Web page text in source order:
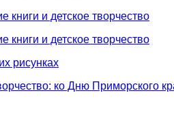
книги и детское творчество
книги и детское творчество
рисунках
ко Дню Приморского